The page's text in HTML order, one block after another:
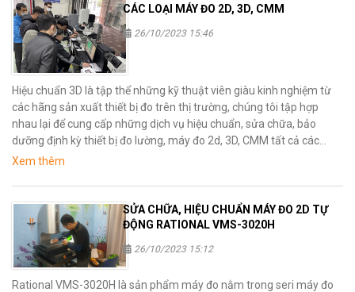
CÁC LOẠI MÁY ĐO 2D, 3D, CMM
26/10/2023 15:46
Hiệu chuẩn 3D là tập thể những kỹ thuật viên giàu kinh nghiệm từ
các hãng sản xuất thiết bị đo trên thị trường, chúng tôi tập hợp
nhau lại để cung cấp những dịch vụ hiệu chuẩn, sửa chữa, bảo
dưỡng định kỳ thiết bị đo lường, máy đo 2d, 3D, CMM tất cả các
hãng với giá rẻ nhất, chất lượng nhất mà lại nhanh nhất đến Quý
Xem thêm
SỬA CHỮA, HIỆU CHUẨN MÁY ĐO 2D TỰ
ĐỘNG RATIONAL VMS-3020H
26/10/2023 15:12
Rational VMS-3020H là sản phẩm máy đo nằm trong seri máy đo